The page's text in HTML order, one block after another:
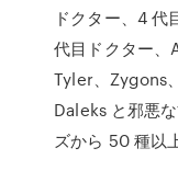
ドクター、4 代
代目ドクター
Tyler、Zygons
Daleks と邪悪
ズから 50 種以